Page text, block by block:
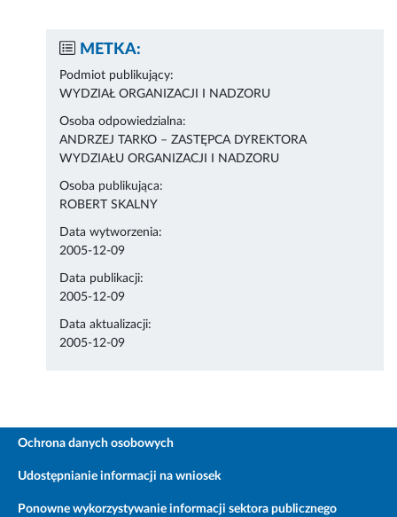
METKA:
Podmiot publikujący:
WYDZIAŁ ORGANIZACJI I NADZORU
Osoba odpowiedzialna:
ANDRZEJ TARKO – ZASTĘPCA DYREKTORA
WYDZIAŁU ORGANIZACJI I NADZORU
Osoba publikująca:
ROBERT SKALNY
Data wytworzenia:
2005-12-09
Data publikacji:
2005-12-09
Data aktualizacji:
2005-12-09
Ochrona danych osobowych
Udostępnianie informacji na wniosek
Ponowne wykorzystywanie informacji sektora publicznego